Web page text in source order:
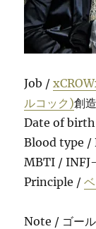
Job /
ルコック)創
Date of birth
Blood type /
MBTI /
Principle /
Note / ゴー